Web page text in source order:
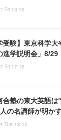
Fri 13:15
受験】東京科学
進学説明会」8/29
Fri 17:15
合塾の東大英語
の名講師が明か
Tue 18:15